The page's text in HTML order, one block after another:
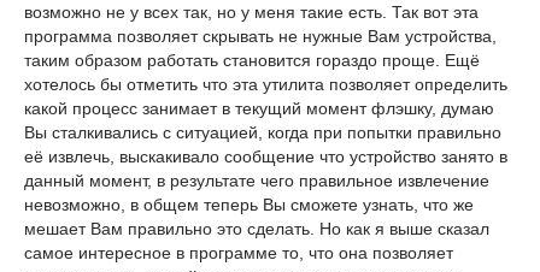
возможно не у всех так, но у меня такие есть. Так вот эта
программа позволяет скрывать не нужные Вам устройства,
таким образом работать становится гораздо проще. Ещё
хотелось бы отметить что эта утилита позволяет определить
какой процесс занимает в текущий момент флэшку, думаю
Вы сталкивались с ситуацией, когда при попытки правильно
её извлечь, выскакивало сообщение что устройство занято в
данный момент, в результате чего правильное извлечение
невозможно, в общем теперь Вы сможете узнать, что же
мешает Вам правильно это сделать. Но как я выше сказал
самое интересное в программе то, что она позволяет